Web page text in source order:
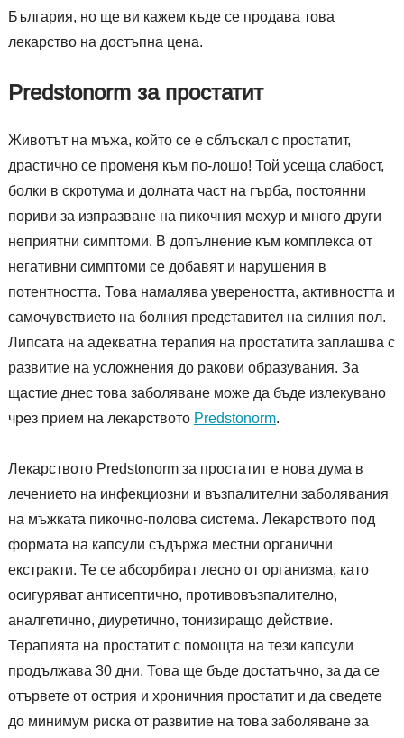
България, но ще ви кажем къде се продава това
лекарство на достъпна цена.
Predstonorm за простатит
Животът на мъжа, който се е сблъскал с простатит,
драстично се променя към по-лошо! Той усеща слабост,
болки в скротума и долната част на гърба, постоянни
пориви за изпразване на пикочния мехур и много други
неприятни симптоми. В допълнение към комплекса от
негативни симптоми се добавят и нарушения в
потентността. Това намалява увереността, активността и
самочувствието на болния представител на силния пол.
Липсата на адекватна терапия на простатита заплашва с
развитие на усложнения до ракови образувания. За
щастие днес това заболяване може да бъде излекувано
чрез прием на лекарството Predstonorm.
Лекарството Predstonorm за простатит е нова дума в
лечението на инфекциозни и възпалителни заболявания
на мъжката пикочно-полова система. Лекарството под
формата на капсули съдържа местни органични
екстракти. Те се абсорбират лесно от организма, като
осигуряват антисептично, противовъзпалително,
аналгетично, диуретично, тонизиращо действие.
Терапията на простатит с помощта на тези капсули
продължава 30 дни. Това ще бъде достатъчно, за да се
отървете от острия и хроничния простатит и да сведете
до минимум риска от развитие на това заболяване за